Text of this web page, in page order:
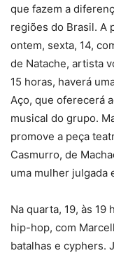
que fazem a
regiões do Brasil. A
ontem, sexta, 14,
de Natache, artista
15 horas, haverá
Aço, que oferecerá
musical do grupo.
promove a peça
Casmurro, de
uma mulher julgada
Na quarta, 19, às
hip-hop, com
batalhas e cyphers.